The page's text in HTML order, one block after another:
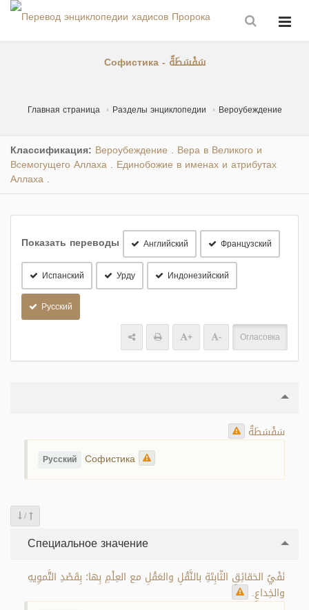
Софистика - سَفْسَطَةٌ
Главная страница Разделы энциклопедии Вероубеждение
Классификация: Вероубеждение Вера в Великого и
Всемогущего Аллаха Единобожие в именах и атрибутах
Аллаха
Показать переводы Английский Французский
Испанский Урду Индонезийский
Русский
+
- Огласовка
سَفْسَطَةٌ
Русский Софистика
/
Специальное значение
نَفْيُ الحَقائِقِ الثّابِتَةِ بالنَّقْلِ والعَقْلِ مع العِلْمِ بِها؛ بِقَصْدِ التَّموِيهِ
والخِداعِ.